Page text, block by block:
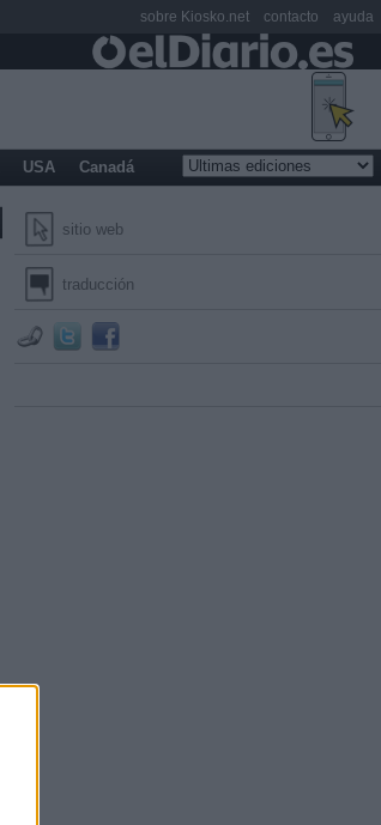
USA Canadá
sitio web
traducción
sobre Kiosko.net contacto ayuda